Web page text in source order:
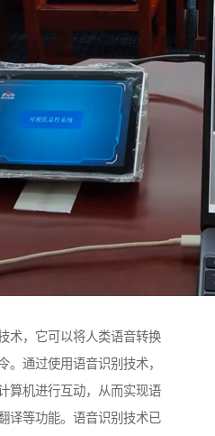
术，它可以将人类语音转换
。通过使用语音识别技术，
算机进行互动，从而实现语
译等功能。语音识别技术已